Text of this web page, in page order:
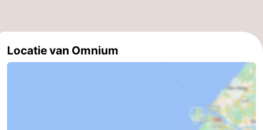
Parkeren
Reisboekenwinkel
Locatie van Omnium